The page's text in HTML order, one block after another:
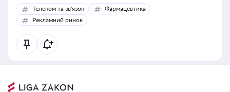
Телеком та зв'язок
Фармацевтика
Рекламний ринок